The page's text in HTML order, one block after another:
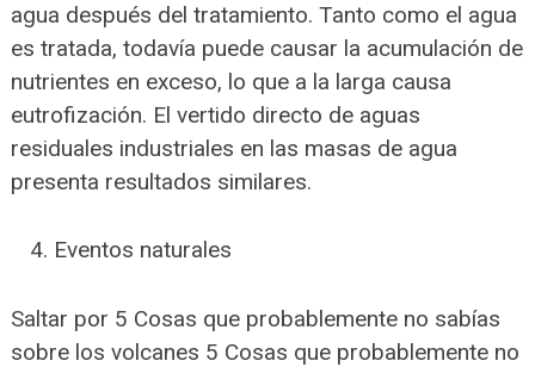
agua después del tratamiento. Tanto como el agua
es tratada, todavía puede causar la acumulación de
nutrientes en exceso, lo que a la larga causa
eutrofización. El vertido directo de aguas
residuales industriales en las masas de agua
presenta resultados similares.
Eventos naturales
Saltar por 5 Cosas que probablemente no sabías
sobre los volcanes 5 Cosas que probablemente no